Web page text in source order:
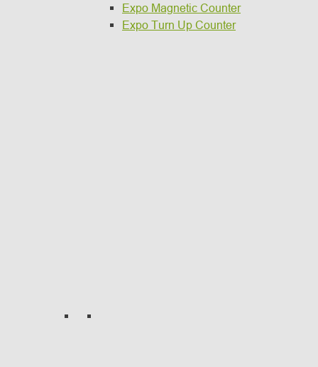
Expo Magnetic Counter
Expo Turn Up Counter